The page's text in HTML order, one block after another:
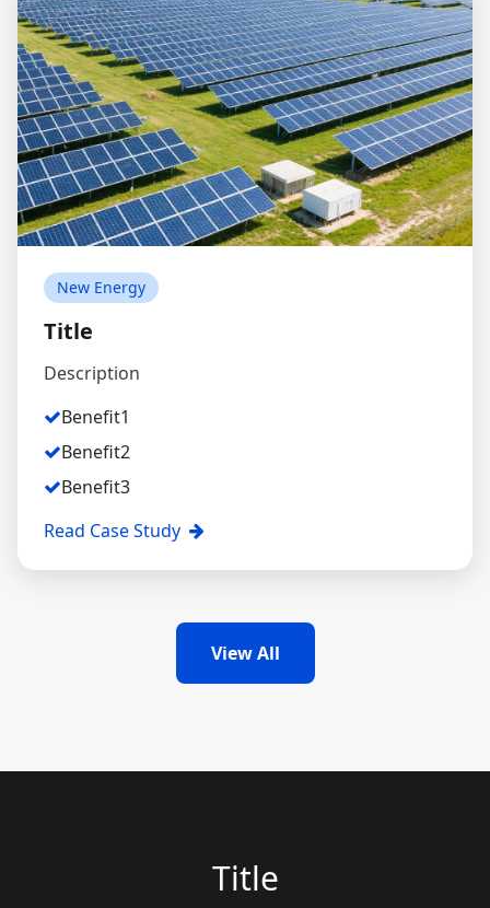
New Energy
Title
Description
Benefit1
Benefit2
Benefit3
Read Case Study
View All
Title